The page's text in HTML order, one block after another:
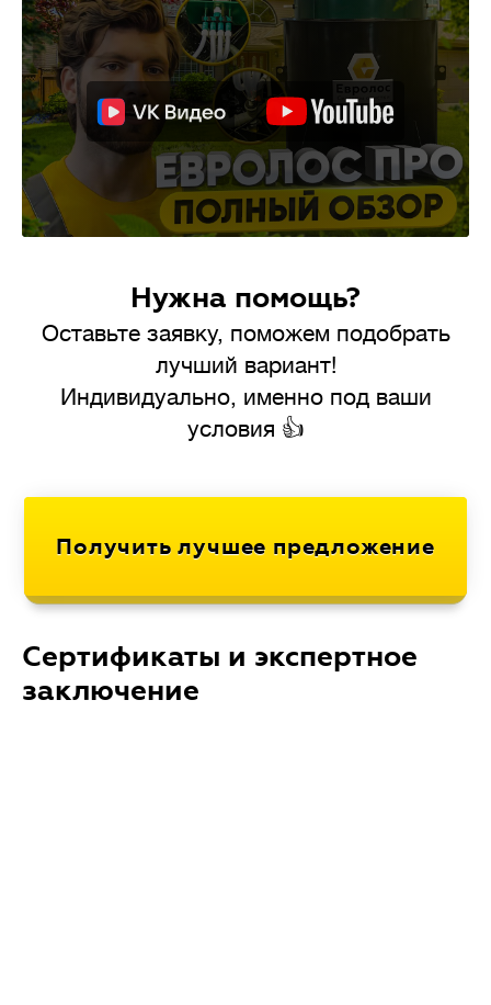
Нужна помощь?
Оставьте заявку, поможем подобрать
лучший вариант!
Индивидуально, именно под ваши
условия 👍
Сертификаты и экспертное
заключение